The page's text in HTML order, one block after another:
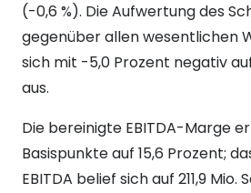
(-0,6 %). Die Aufwertung des
gegenüber allen wesentlichen
sich mit -5,0 Prozent negativ
aus.
Die bereinigte EBITDA-Marge
Basispunkte auf 15,6 Prozent;
EBITDA belief sich auf 211,9 Mio.